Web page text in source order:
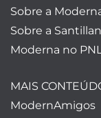
Sobre a
Sobre a
Moderna no
MAIS
ModernAmigos